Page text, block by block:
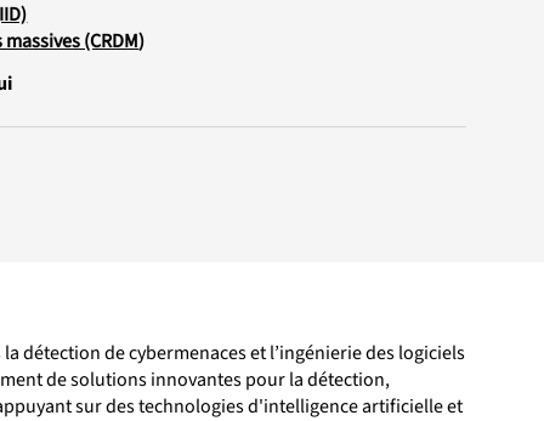
(CRDM)
détection de cybermenaces et l’ingénierie des logiciels
de solutions innovantes pour la détection,
sur des technologies d'intelligence artificielle et